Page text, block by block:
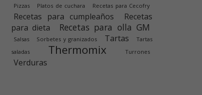
Pizzas Platos de cuchara Recetas para Cecofry
Recetas para cumpleaños
Recetas
para dieta
Recetas para olla GM
Salsas Sorbetes y granizados Tartas
Tartas
saladas
Thermomix Turrones
Verduras